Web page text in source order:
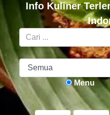
Info Kuliner
Menu